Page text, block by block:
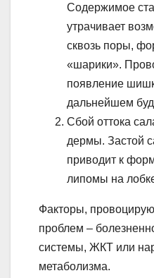
Содержимое
утрачивает
сквозь поры,
«шарики».
появление
дальнейшем
Сбой оттока
дермы. Застой
приводит к
липомы на
Факторы,
проблем –
системы, ЖКТ или
метаболизма.